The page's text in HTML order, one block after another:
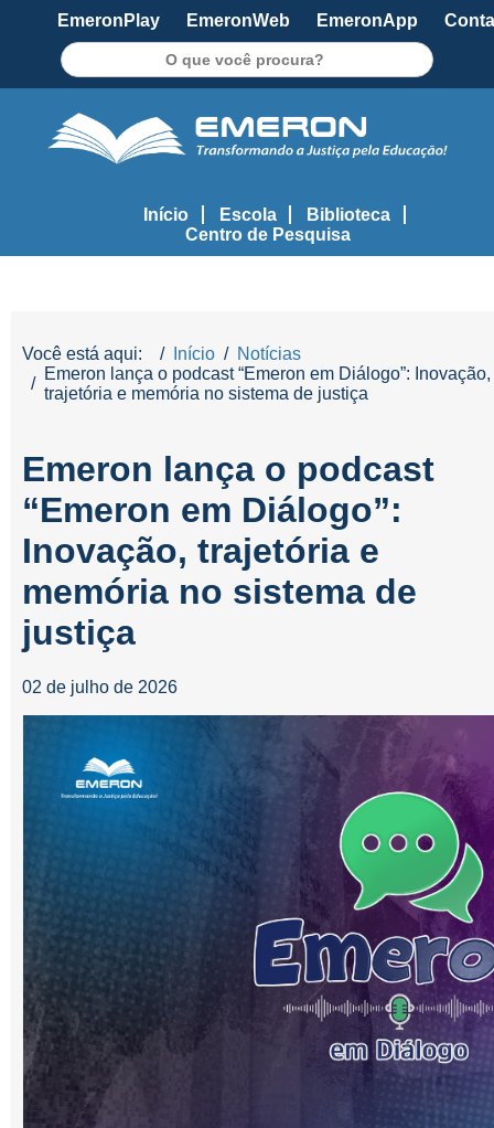
EmeronPlay EmeronWeb EmeronApp
Início Escola
Biblioteca
Centro de Pesquisa
Você está aqui: Início
Notícias
Emeron lança o podcast “Emeron em Diálogo”: Inovação,
trajetória e memória no sistema de justiça
Emeron lança o podcast
“Emeron em Diálogo”:
Inovação, trajetória e
memória no sistema de
justiça
02 de julho de 2026